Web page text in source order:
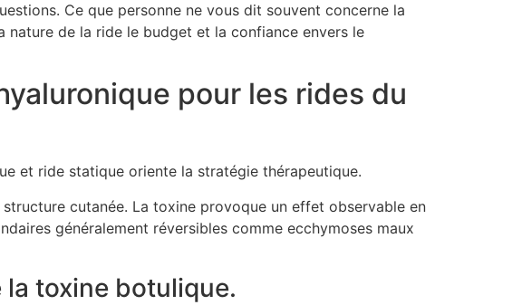
Ce que personne ne vous dit souvent concerne la
nature de la ride le budget et la confiance envers le
pour les rides du
et ride statique oriente la stratégie thérapeutique.
cutanée. La toxine provoque un effet observable en
généralement réversibles comme ecchymoses maux
la toxine botulique.